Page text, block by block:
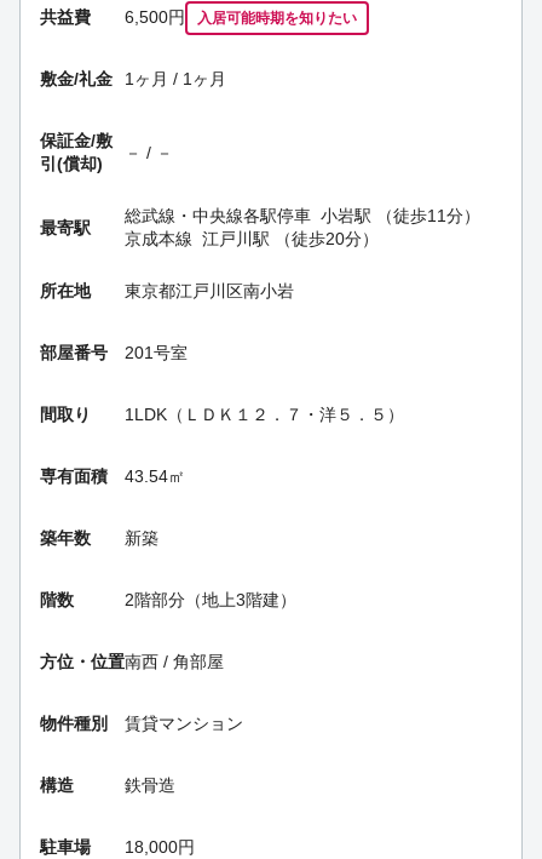
共益費 6,500円 入居可能時期を知りたい
敷金/礼金 1ヶ月 / 1ヶ月
保証金/敷
引(償却)
－ / －
最寄駅
総武線・中央線各駅停車 小岩駅 （徒歩11分）
京成本線 江戸川駅 （徒歩20分）
所在地 東京都江戸川区南小岩
部屋番号 201号室
間取り 1LDK（ＬＤＫ１２．７・洋５．５）
専有面積 43.54㎡
築年数 新築
階数 2階部分（地上3階建）
方位・位置南西 / 角部屋
物件種別 賃貸マンション
構造 鉄骨造
駐車場 18,000円